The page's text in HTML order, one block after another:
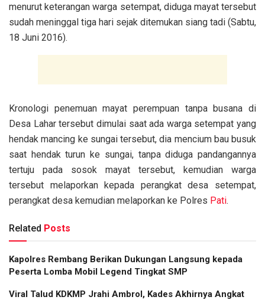
menurut keterangan warga setempat, diduga mayat tersebut
sudah meninggal tiga hari sejak ditemukan siang tadi (Sabtu,
18 Juni 2016).
Kronologi penemuan mayat perempuan tanpa busana di
Desa Lahar tersebut dimulai saat ada warga setempat yang
hendak mancing ke sungai tersebut, dia mencium bau busuk
saat hendak turun ke sungai, tanpa diduga pandangannya
tertuju pada sosok mayat tersebut, kemudian warga
tersebut melaporkan kepada perangkat desa setempat,
perangkat desa kemudian melaporkan ke Polres Pati.
Related Posts
Kapolres Rembang Berikan Dukungan Langsung kepada
Peserta Lomba Mobil Legend Tingkat SMP
Viral Talud KDKMP Jrahi Ambrol, Kades Akhirnya Angkat